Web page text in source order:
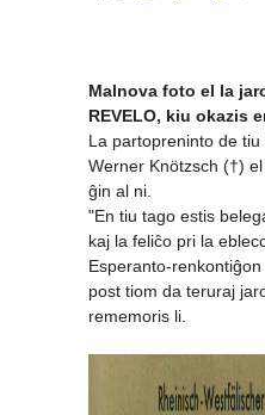
Malnova foto el la
REVELO, kiu okazis
La partopreninto de
Werner Knötzsch (†)
ĝin al ni.
"En tiu tago estis
kaj la feliĉo pri la
Esperanto-renkontiĝon
post tiom da teruraj
rememoris li.